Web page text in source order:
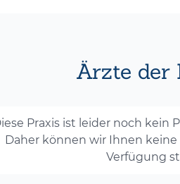
Ärzte der
Praxis ist leider noch kein
Daher können wir Ihnen
Verfügung